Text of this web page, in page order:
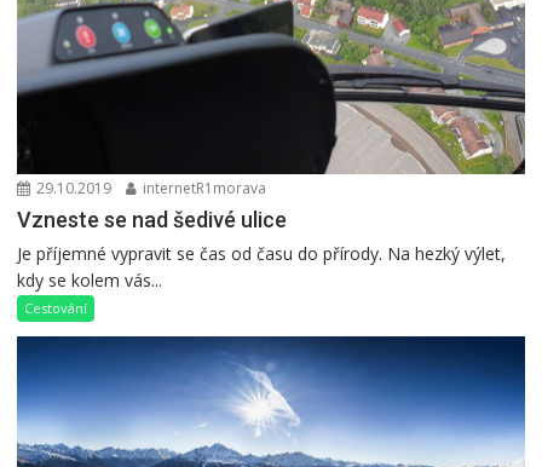
29.10.2019 internetR1morava
Vzneste se nad šedivé ulice
Je příjemné vypravit se čas od času do přírody. Na hezký výlet,
kdy se kolem vás...
Cestování